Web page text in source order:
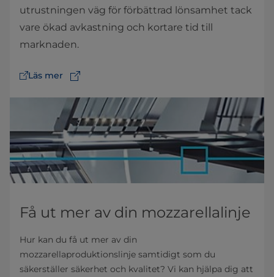
utrustningen väg för förbättrad lönsamhet tack
vare ökad avkastning och kortare tid till
marknaden.
Läs mer
Få ut mer av din mozzarellalinje
Hur kan du få ut mer av din
mozzarellaproduktionslinje samtidigt som du
säkerställer säkerhet och kvalitet? Vi kan hjälpa dig att